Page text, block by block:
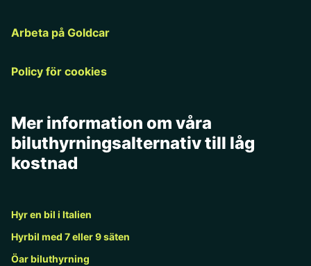
Arbeta på Goldcar
Policy för cookies
Mer information om våra
biluthyrningsalternativ till låg
kostnad
Hyr en bil i Italien
Hyrbil med 7 eller 9 säten
Öar biluthyrning